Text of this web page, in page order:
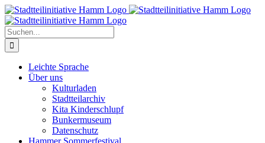
Zum
Inhalt
springen
Suche
nach:
Leichte Sprache
Über uns
Kulturladen
Stadtteilarchiv
Kita Kinderschlupf
Bunkermuseum
Datenschutz
Hammer Sommerfestival